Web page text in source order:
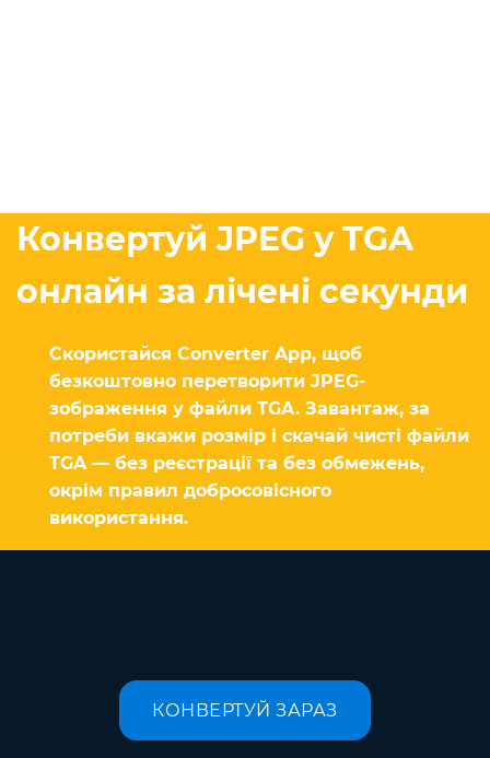
Конвертуй JPEG у TGA
онлайн за лічені секунди
Скористайся Converter App, щоб
безкоштовно перетворити JPEG-
зображення у файли TGA. Завантаж, за
потреби вкажи розмір і скачай чисті файли
TGA — без реєстрації та без обмежень,
окрім правил добросовісного
використання.
КОНВЕРТУЙ ЗАРАЗ